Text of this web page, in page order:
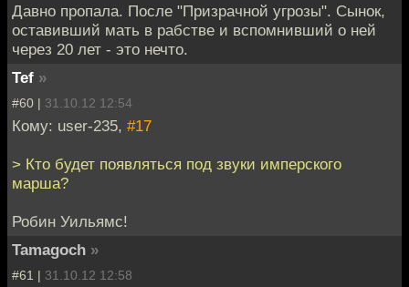
Давно пропала. После "Призрачной угрозы". Сынок,
оставивший мать в рабстве и вспомнивший о ней
через 20 лет - это нечто.
Tef »
#60 | 31.10.12 12:54
Кому: user-235, #17
> Кто будет появляться под звуки имперского
марша?
Робин Уильямс!
Tamagoch »
#61 | 31.10.12 12:58